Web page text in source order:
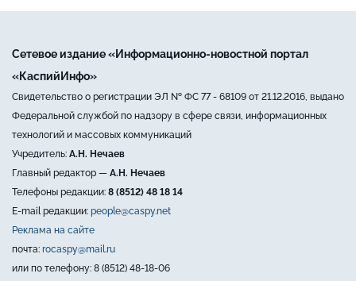
Сетевое издание «Информационно-новостной портал
«КаспийИнфо»
Свидетельство о регистрации ЭЛ № ФС 77 - 68109 от 21.12.2016, выдано
Федеральной службой по надзору в сфере связи, информационных
технологий и массовых коммуникаций
Учредитель: А.Н. Нечаев
Главный редактор — А.Н. Нечаев
Телефоны редакции: 8 (8512) 48 18 14
E-mail редакции: people@caspy.net
Реклама на сайте
почта: rocaspy@mail.ru
или по телефону: 8 (8512) 48-18-06